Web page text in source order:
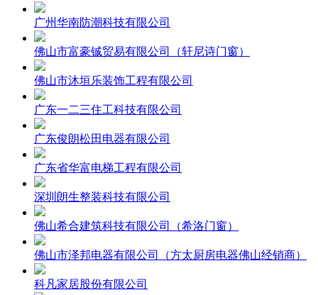
广州华南防潮科技有限公司
佛山市富豪铖贸易有限公司（轩尼诗门窗）
佛山市沐垣乐装饰工程有限公司
广东一二三住工科技有限公司
广东俊朗松田电器有限公司
广东省华富电梯工程有限公司
深圳朗生整装科技有限公司
佛山希合建筑科技有限公司（希洛门窗）
佛山市泽邦电器有限公司（方太厨房电器佛山经销商）
科凡家居股份有限公司